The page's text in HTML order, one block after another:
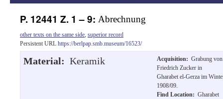
P. 12441 Z. 1 – 9: Abrechnung
other texts on the same side superior record
Persistent URL https://berlpap.smb.museum/16523/
Material: Keramik Acquisition: Grabung von
Friedrich Zucker in
Gharabet el-Gerza im
1908/09.
Find Location: Gharabet